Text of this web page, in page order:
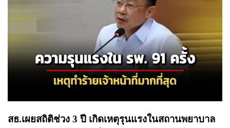
สธ.เผยสถิติช่วง 3 ปี เกิดเหตุรุนแรงในสถานพยาบาล